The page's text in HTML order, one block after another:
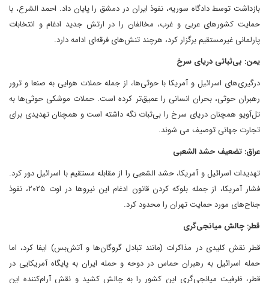
بازداشت توسط دادگاه سوریه، نفوذ ایران در دمشق را پایان داد. احمد الشرع، با
حمایت کشورهای عربی و غرب، مخالفان را در ارتش جدید ادغام و انتخابات
پارلمانی غیرمستقیم برگزار کرد، هرچند تنش‌های فرقه‌ای ادامه دارد.
یمن: بی‌ثباتی دریای سرخ
درگیری‌های اسرائیل و آمریکا با حوثی‌ها، از جمله حملات هوایی به صنعا و ترور
رهبران حوثی، بحران انسانی را عمیق‌تر کرده است. حملات موشکی حوثی‌ها به
تل‌آویو همچنان دریای سرخ را بی‌ثبات نگه داشته است و همچنان تهدیدی برای
تجارت جهانی توصیف می شوند.
عراق: تضعیف حشد الشعبی
تهدیدات اسرائیل و آمریکا، حشد الشعبی را از مقابله مستقیم با اسرائیل دور کرد.
فشار آمریکا، از جمله بلوکه کردن قانون ادغام این نیروها در اوت ۲۰۲۵، نفوذ
جناح‌های مورد حمایت تهران را محدود کرد.
قطر: چالش میانجی‌گری
قطر نقش کلیدی در مذاکرات (مانند تبادل گروگان‌ها و آتش‌بس) ایفا کرد، اما
حمله اسرائیل به رهبران حماس در دوحه و حمله ایران به پایگاه آمریکایی در
قطر، ظرفیت میانجی‌گری این کشور را به چالش کشید و نقش آرام‌کننده این